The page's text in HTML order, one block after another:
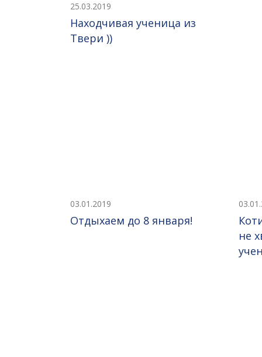
25.03.2019
Находчивая ученица из
Твери ))
03.01.2019
Отдыхаем до 8 января!
не